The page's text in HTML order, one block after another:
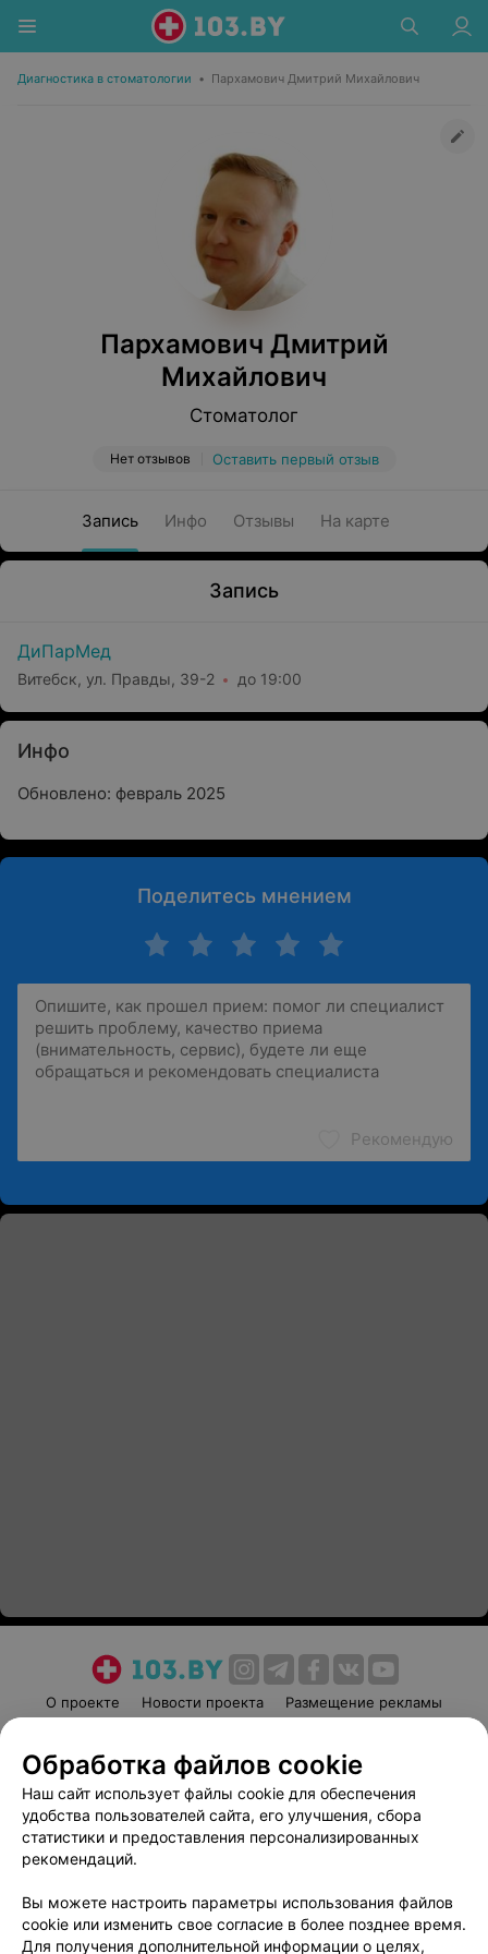
Диагностика в стоматологии • Пархамович Дмитрий Михайлович
Пархамович Дмитрий
Михайлович
Стоматолог
Нет отзывов Оставить первый отзыв
Запись Инфо Отзывы На карте
Запись
ДиПарМед
Витебск, ул. Правды, 39-2 до 19:00
Инфо
Обновлено: февраль 2025
Поделитесь мнением
Рекомендую
О проекте Новости проекта
Размещение рекламы
Пользовательское соглашение
Способы оплаты
Вакансии
Партнеры
Написать руководителю 103.by
Обработка персональных данных
Обработка файлов cookie
Наш сайт использует файлы cookie для обеспечения
удобства пользователей сайта, его улучшения, сбора
статистики и предоставления персонализированных
рекомендаций.
Вы можете настроить параметры использования файлов
cookie или изменить свое согласие в более позднее время.
Для получения дополнительной информации о целях,